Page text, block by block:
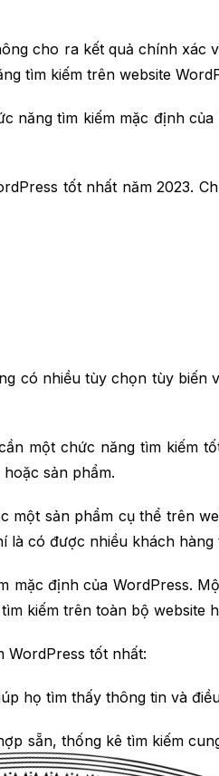
cho ra kết quả chính xác
tìm kiếm trên website
tìm kiếm mặc định
tốt nhất năm 2023.
có nhiều tùy chọn tùy
một chức năng tìm kiếm
sản phẩm.
sản phẩm cụ thể trên
có được nhiều khách
định của WordPress.
kiếm trên toàn bộ website
WordPress tốt nhất:
họ tìm thấy thông tin và
sẵn, thống kê tìm kiếm